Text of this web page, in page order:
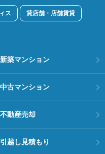
ス 貸店舗・店舗賃貸
新築マンション
中古マンション
不動産売却
引越し見積もり